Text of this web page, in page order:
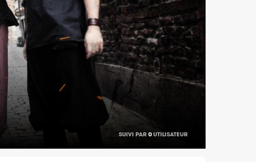
SUIVI PAR 0 UTILISATEUR